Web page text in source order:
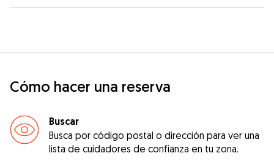
Cómo hacer una reserva
Buscar
Busca por código postal o dirección para ver una
lista de cuidadores de confianza en tu zona.